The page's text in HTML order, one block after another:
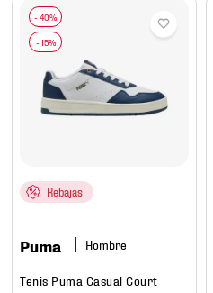
Rebajas
Puma Hombre
Tenis Puma Casual Court
10. tenis nike